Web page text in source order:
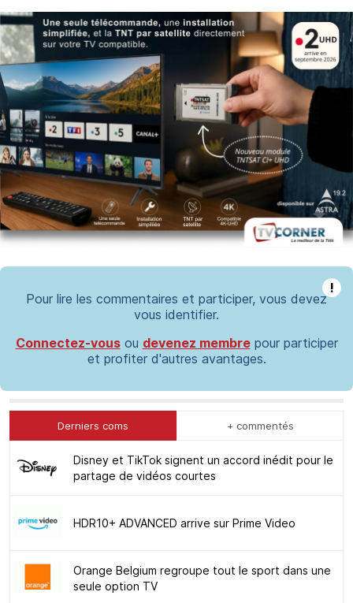
!
Pour lire les commentaires et participer, vous devez
vous identifier.
Connectez-vousou devenez membrepour participer
et profiter d'autres avantages.
Derniers coms + commentés
Disney et TikTok signent un accord inédit pour le
partage de vidéos courtes
HDR10+ ADVANCED arrive sur Prime Video
Orange Belgium regroupe tout le sport dans une
seule option TV